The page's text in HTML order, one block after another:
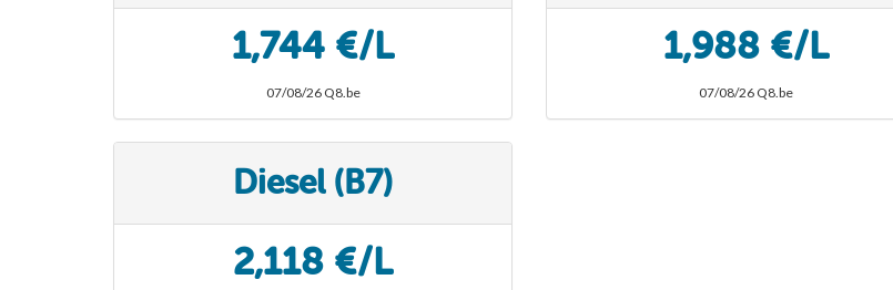
1,744 €/L
07/08/26 Q8.be
1,988 €/L
07/08/26 Q8.be
Diesel (B7)
2,118 €/L